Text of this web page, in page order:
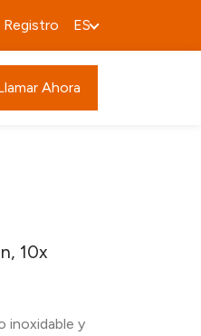
Registro ES
Ahora
10x
inoxidable y